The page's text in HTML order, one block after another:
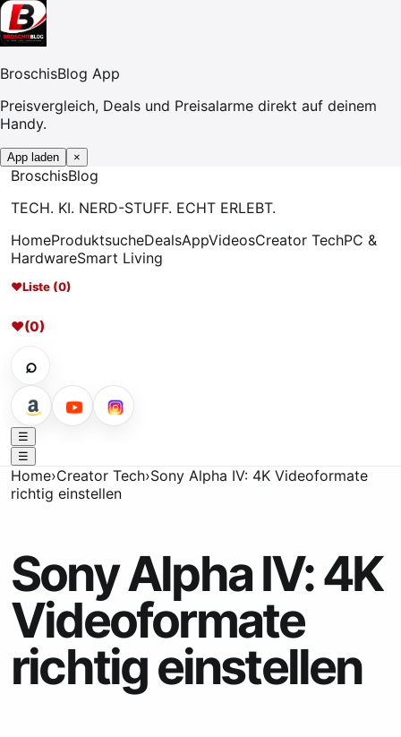
BroschisBlog App
Preisvergleich, Deals und Preisalarme direkt auf deinem
Handy.
App laden ×
BroschisBlog
TECH. KI. NERD-STUFF. ECHT ERLEBT.
HomeProduktsucheDealsAppVideosCreator TechPC &
HardwareSmart Living
♥Liste (0)
♥(0)
⌕
☰
☰
Home›Creator Tech›Sony Alpha IV: 4K Videoformate
richtig einstellen
Sony Alpha IV: 4K
Videoformate
richtig einstellen